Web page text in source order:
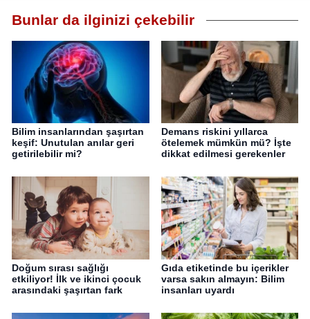
Bunlar da ilginizi çekebilir
Bilim insanlarından şaşırtan
keşif: Unutulan anılar geri
getirilebilir mi?
Demans riskini yıllarca
ötelemek mümkün mü? İşte
dikkat edilmesi gerekenler
Doğum sırası sağlığı
etkiliyor! İlk ve ikinci çocuk
arasındaki şaşırtan fark
Gıda etiketinde bu içerikler
varsa sakın almayın: Bilim
insanları uyardı